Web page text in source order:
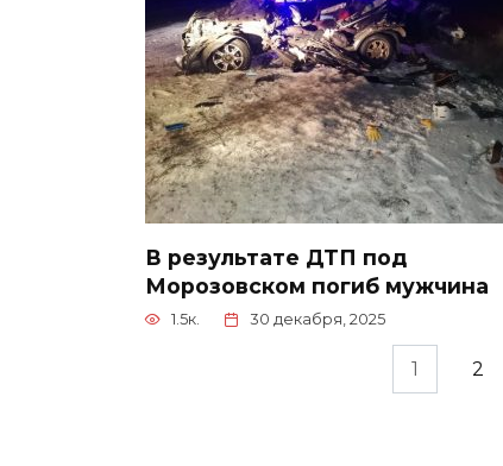
В результате ДТП под
Морозовском погиб мужчина
1.5к. 30 декабря, 2025
1 2